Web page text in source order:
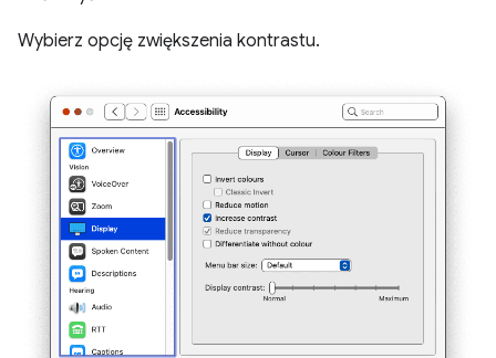
Wybierz opcję zwiększenia kontrastu.